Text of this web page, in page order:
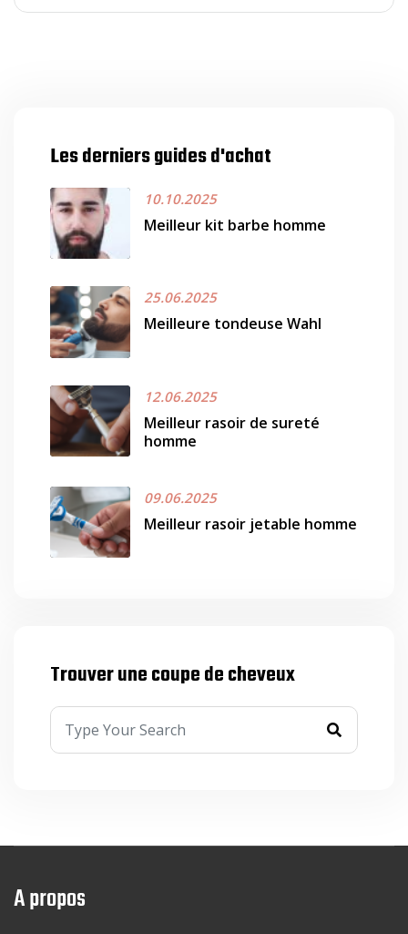
Les derniers guides d'achat
10.10.2025
Meilleur kit barbe homme
25.06.2025
Meilleure tondeuse Wahl
12.06.2025
Meilleur rasoir de sureté
homme
09.06.2025
Meilleur rasoir jetable homme
Trouver une coupe de cheveux
A propos